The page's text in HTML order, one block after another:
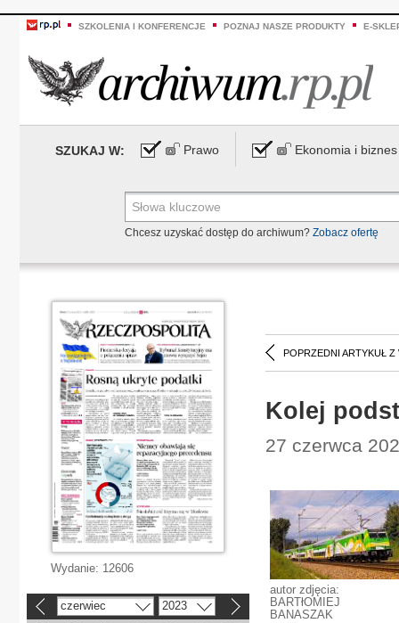
SZKOLENIA I KONFERENCJE POZNAJ NASZE PRODUKTY E-
SZUKAJ W: Prawo Ekonomia i biznes
Chcesz uzyskać dostęp do archiwum? Zobacz ofertę
POPRZEDNI ARTYKUŁ Z
Kolej
27 czerwca
autor zdjęcia:
BARTłOMIEJ
BANASZAK
Wydanie: 12606
czerwiec 2023